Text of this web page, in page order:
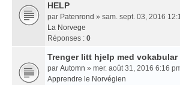
HELP
par Patenrond » sam. sept. 03, 2016
La Norvege
Réponses : 0
Trenger litt hjelp med vokabular
par Automn » mer. août 31, 2016 6:16
Apprendre le Norvégien